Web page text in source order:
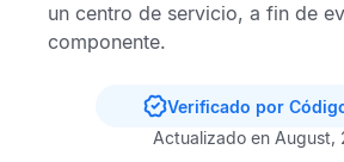
un centro de servicio, a fin de
componente.
Verificado por
Actualizado en August,